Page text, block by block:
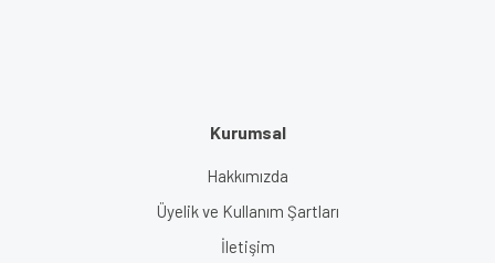
Kurumsal
Hakkımızda
Üyelik ve Kullanım Şartları
İletişim